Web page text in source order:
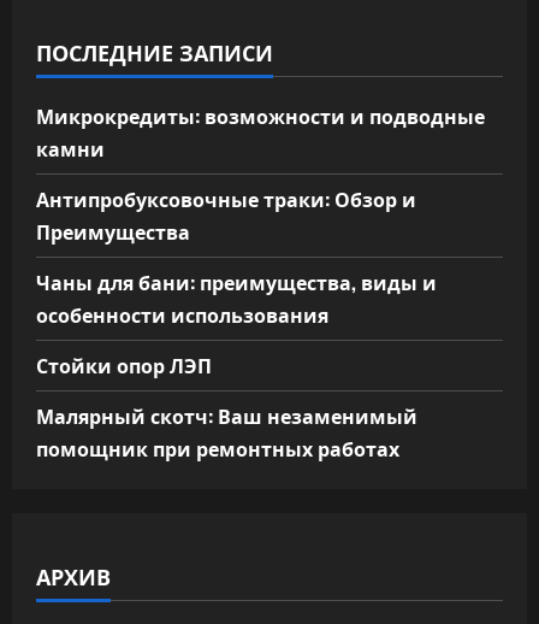
ПОСЛЕДНИЕ ЗАПИСИ
Микрокредиты: возможности и подводные
камни
Антипробуксовочные траки: Обзор и
Преимущества
Чаны для бани: преимущества, виды и
особенности использования
Стойки опор ЛЭП
Малярный скотч: Ваш незаменимый
помощник при ремонтных работах
АРХИВ